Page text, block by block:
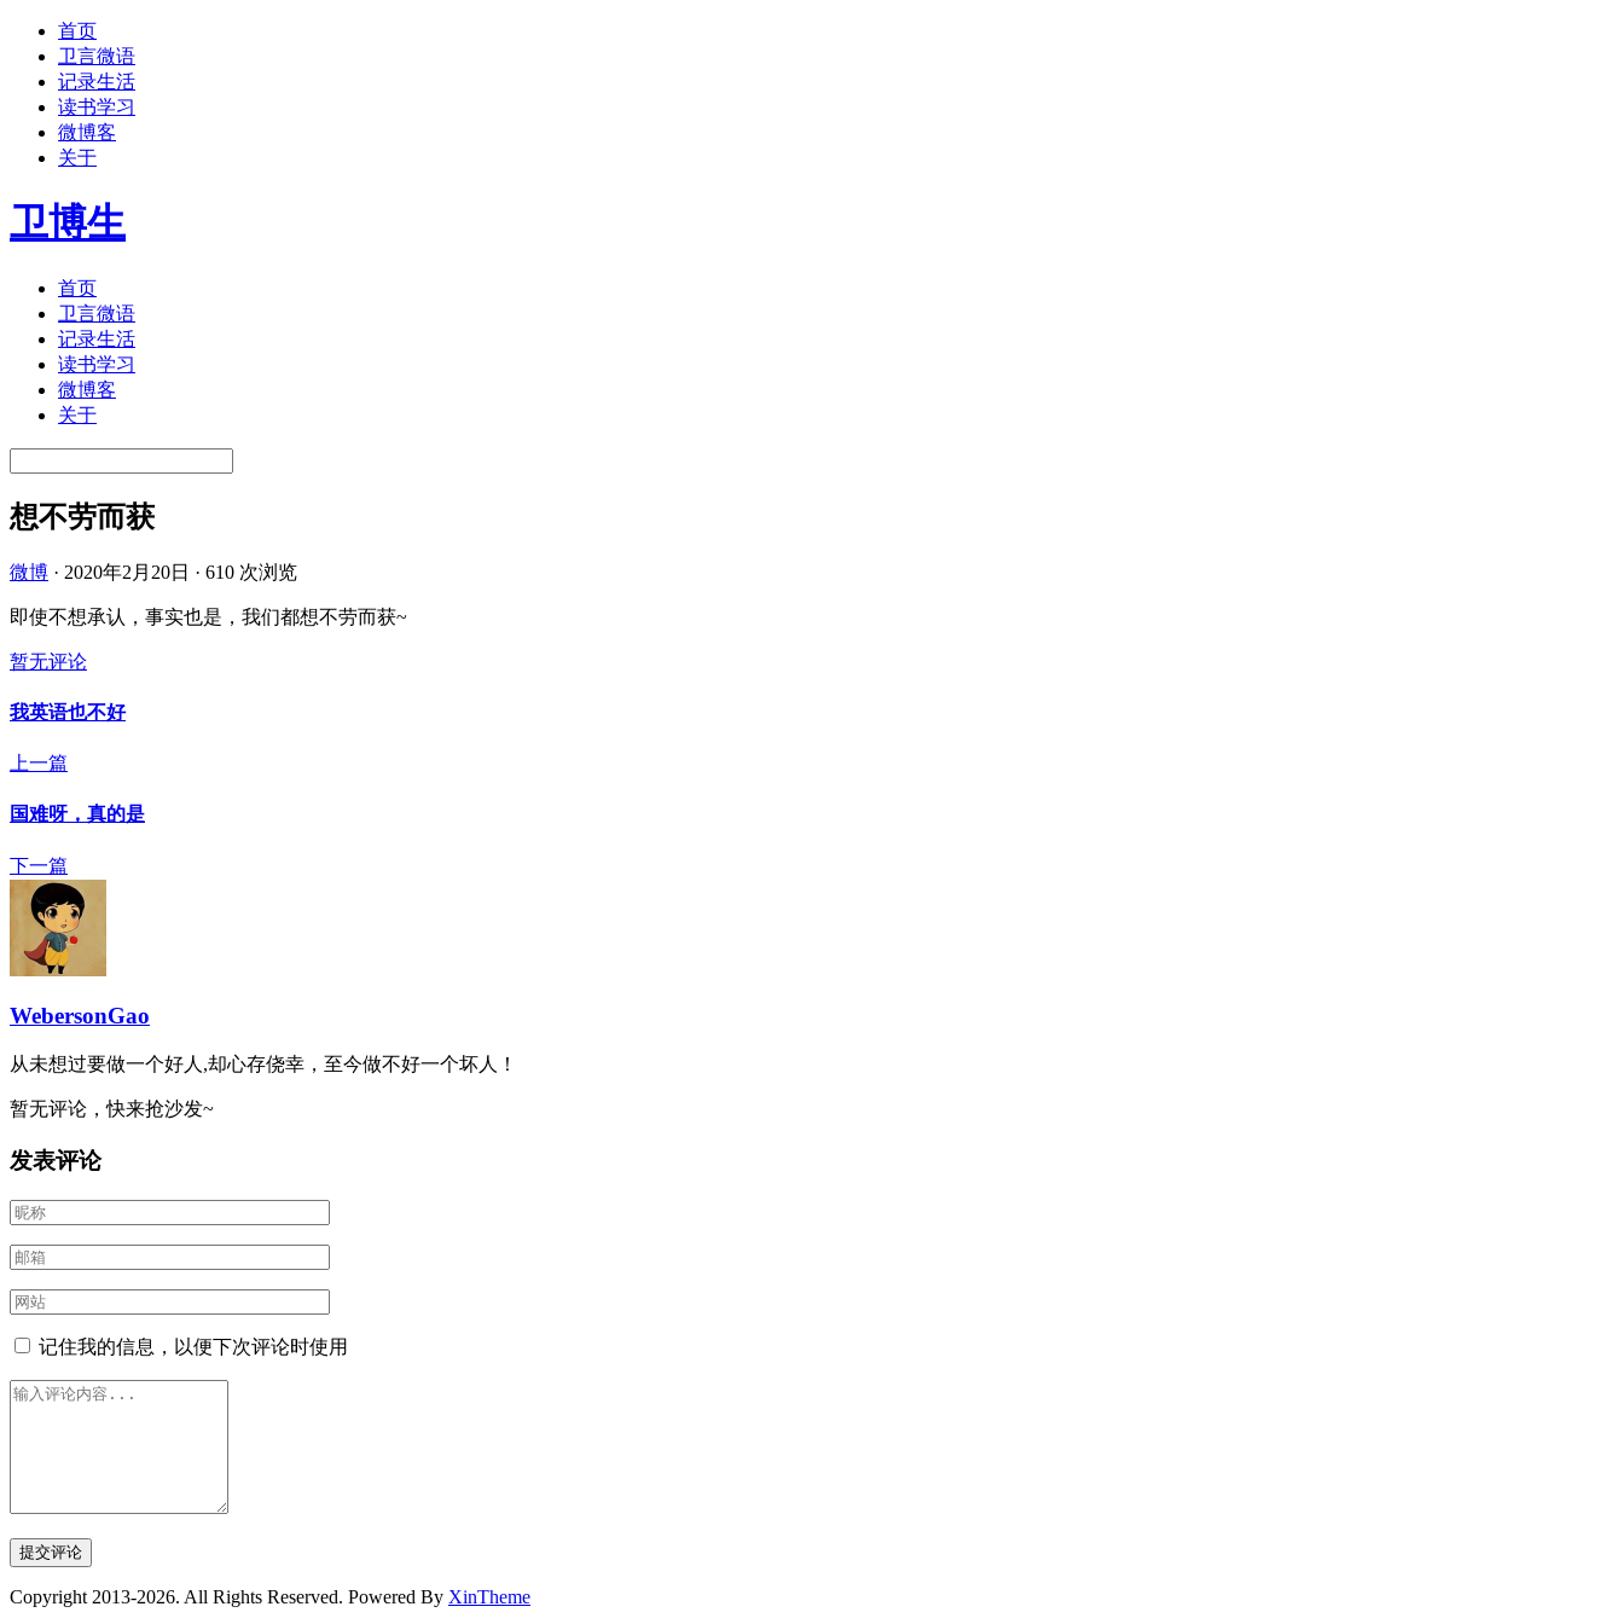
首页
卫言微语
记录生活
读书学习
微博客
关于
卫博生
首页
卫言微语
记录生活
读书学习
微博客
关于
想不劳而获
微博 · 2020年2月20日 · 610 次浏览
即使不想承认，事实也是，我们都想不劳而获~ ​​​
暂无评论
我英语也不好
上一篇
国难呀，真的是
下一篇
WebersonGao
从未想过要做一个好人,却心存侥幸，至今做不好一个坏人！
暂无评论，快来抢沙发~
发表评论
记住我的信息，以便下次评论时使用
Copyright 2013-2026. All Rights Reserved. Powered By XinTheme